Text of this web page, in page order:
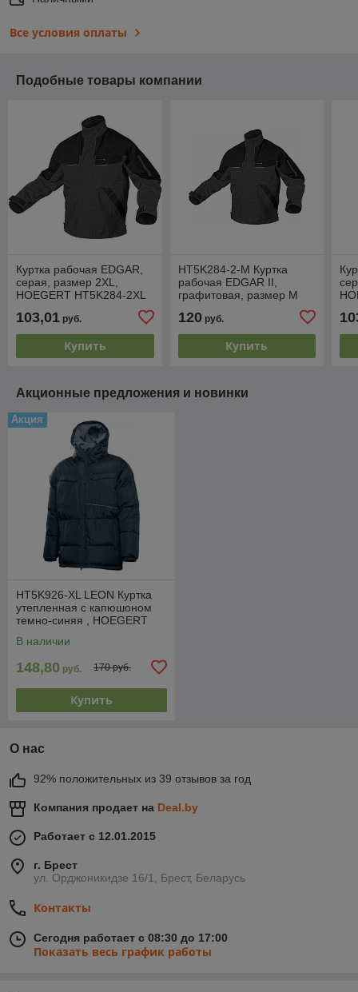
Все условия оплаты
Подобные товары компании
Куртка рабочая EDGAR,
серая, размер 2XL,
HOEGERT HT5K284-2XL
103,01 руб.
Купить
HT5K284-2-M Куртка
рабочая EDGAR II,
графитовая, размер M
120руб.
Купить
Акционные предложения и новинки
Акция
HT5K926-XL LEON Куртка
утепленная с капюшоном
темно-синяя , HOEGERT
В наличии
148,80 руб. 170 руб.
Купить
О нас
92% положительных из 39 отзывов за год
Компания продает на Deal.by
Работает с 12.01.2015
г. Брест
ул. Орджоникидзе 16/1, Брест, Беларусь
Контакты
Сегодня работает с 08:30 до 17:00
Показать весь график работы